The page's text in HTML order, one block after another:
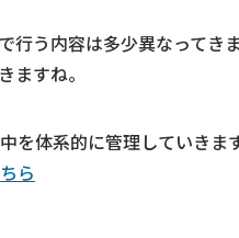
行う内容は多少異なって
ますね。
を体系的に管理していきま
ら